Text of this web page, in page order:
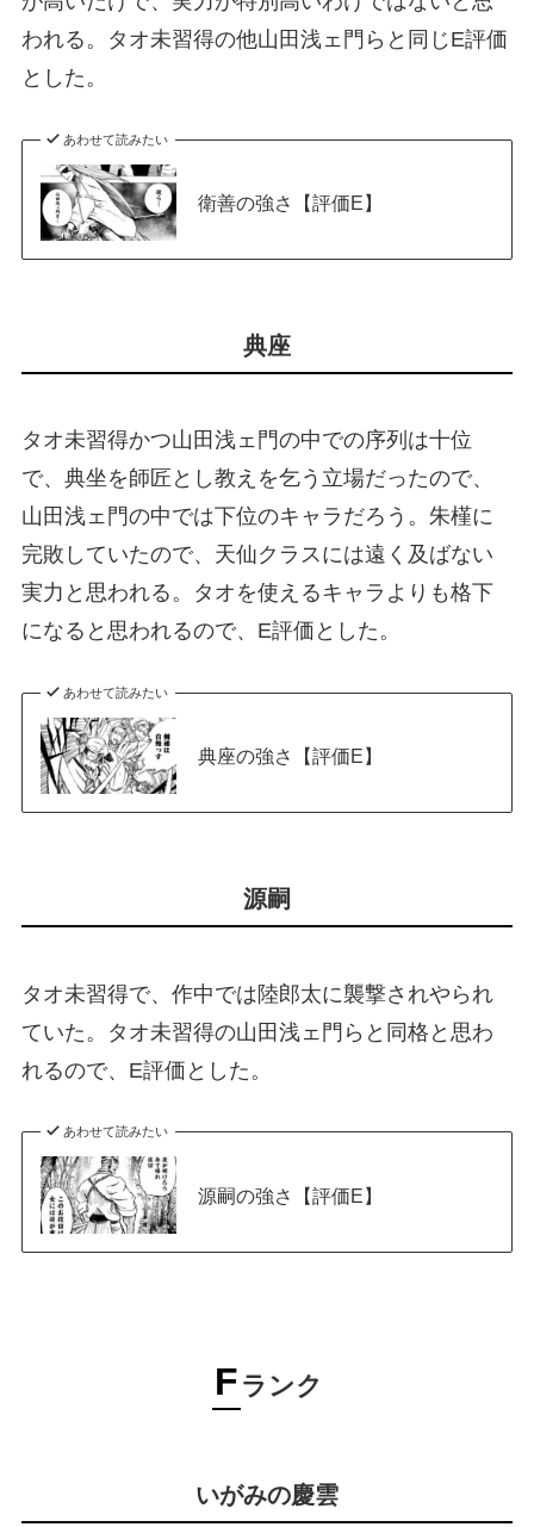
われる。タオ未習得の他山田浅ェ門らと同じE評価
とした。
あわせて読みたい
衛善の強さ【評価E】
典座
タオ未習得かつ山田浅ェ門の中での序列は十位
で、典坐を師匠とし教えを乞う立場だったので、
山田浅ェ門の中では下位のキャラだろう。朱槿に
完敗していたので、天仙クラスには遠く及ばない
実力と思われる。タオを使えるキャラよりも格下
になると思われるので、E評価とした。
あわせて読みたい
典座の強さ【評価E】
源嗣
タオ未習得で、作中では陸郎太に襲撃されやられ
ていた。タオ未習得の山田浅ェ門らと同格と思わ
れるので、E評価とした。
あわせて読みたい
源嗣の強さ【評価E】
F ランク
いがみの慶雲